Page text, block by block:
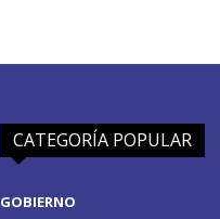
CATEGORÍA POPULAR
GOBIERNO